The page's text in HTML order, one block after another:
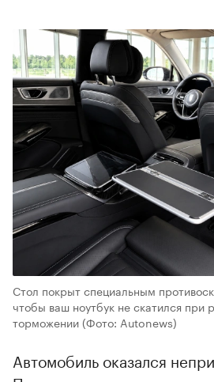
Стол покрыт специальным
чтобы ваш ноутбук не скатился при
торможении(Фото: Autonews)
Автомобиль оказался